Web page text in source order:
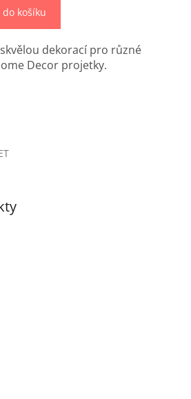
košíku
dekorací pro různé
Decor projetky.